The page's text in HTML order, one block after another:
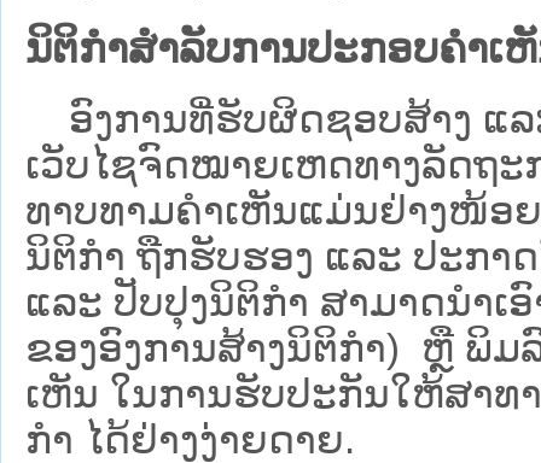
ນິຕິກຳສຳລັບການປະກອບຄຳເ
ອົງການທີ່ຮັບຜິດຊອບສ້າງ ແລ
ເວັບ​ໄຊຈົດໝາຍເຫດທາງລັດຖະ
ທາບທາມຄໍາເຫັນແມ່ນຢ່າງໜ້ອ
ນິຕິກໍາ ຖືກຮັບຮອງ ແລະ ປະກາ
ແລະ ປັບປຸງນິຕິກໍາ ສາມາດນຳເ
ຂອງອົງການສ້າງນິຕິກຳ) ຫຼື ພິມ
ເຫັນ ໃນການຮັບປະກັນໃຫ້ສາທ
ກຳ ໄດ້ຢ່າງງ່າຍດາຍ.